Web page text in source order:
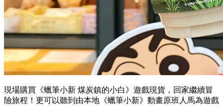
現場購買《蠟筆小新 煤炭鎮的小白》遊戲現貨，回家繼續冒
險旅程！更可以聽到由本地《蠟筆小新》動畫原班人馬為遊戲